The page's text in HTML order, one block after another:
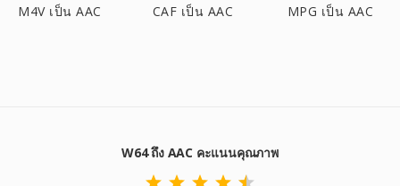
M4V เป็น AAC CAF เป็น AAC MPG เป็น AAC
W64 ถึง AAC คะแนนคุณภาพ